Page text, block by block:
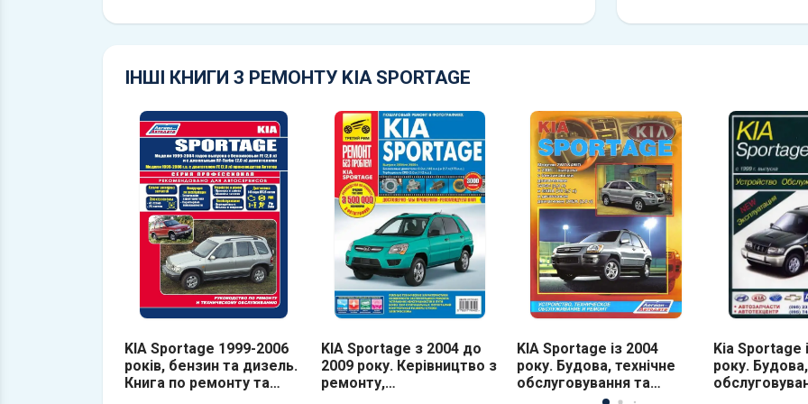
ІНШІ КНИГИ З РЕМОНТУ KIA SPORTAGE
KIA Sportage 1999-2006
років, бензин та дизель.
Книга по ремонту та
KIA Sportage з 2004 до
2009 року. Керівництво з
ремонту,
KIA Sportage із 2004
року. Будова, технічне
обслуговування та
Kia Sportage
року. Будова,